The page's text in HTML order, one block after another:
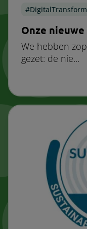
Onze
We hebben
gezet: de nie...